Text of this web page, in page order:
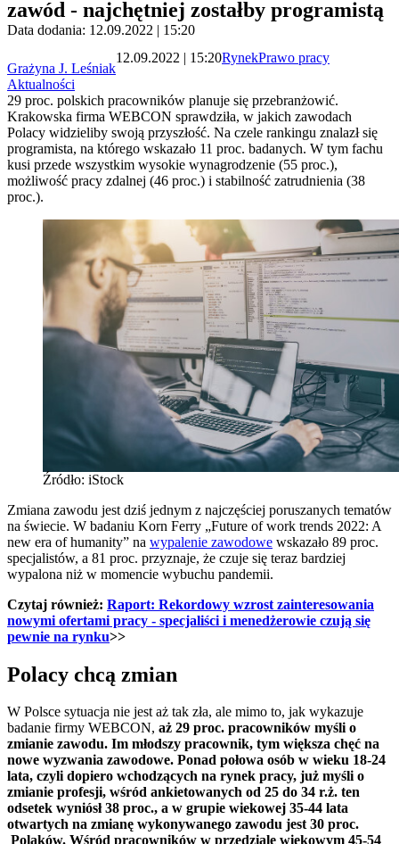
zawód - najchętniej zostałby programistą
Data dodania: 12.09.2022 | 15:20
Grażyna J. Leśniak
12.09.2022 | 15:20RynekPrawo pracy
Aktualności
29 proc. polskich pracowników planuje się przebranżowić.
Krakowska firma WEBCON sprawdziła, w jakich zawodach
Polacy widzieliby swoją przyszłość. Na czele rankingu znalazł się
programista, na którego wskazało 11 proc. badanych. W tym fachu
kusi przede wszystkim wysokie wynagrodzenie (55 proc.),
możliwość pracy zdalnej (46 proc.) i stabilność zatrudnienia (38
proc.).
Źródło: iStock
Zmiana zawodu jest dziś jednym z najczęściej poruszanych tematów
na świecie. W badaniu Korn Ferry „Future of work trends 2022: A
new era of humanity” na wypalenie zawodowe wskazało 89 proc.
specjalistów, a 81 proc. przyznaje, że czuje się teraz bardziej
wypalona niż w momencie wybuchu pandemii.
Czytaj również: Raport: Rekordowy wzrost zainteresowania
nowymi ofertami pracy - specjaliści i menedżerowie czują się
pewnie na rynku>>
Polacy chcą zmian
W Polsce sytuacja nie jest aż tak zła, ale mimo to, jak wykazuje
badanie firmy WEBCON, aż 29 proc. pracowników myśli o
zmianie zawodu. Im młodszy pracownik, tym większa chęć na
nowe wyzwania zawodowe. Ponad połowa osób w wieku 18-24
lata, czyli dopiero wchodzących na rynek pracy, już myśli o
zmianie profesji, wśród ankietowanych od 25 do 34 r.ż. ten
odsetek wyniósł 38 proc., a w grupie wiekowej 35-44 lata
otwartych na zmianę wykonywanego zawodu jest 30 proc.
Polaków. Wśród pracowników w przedziale wiekowym 45-54